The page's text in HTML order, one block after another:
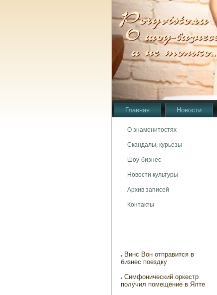
Главная Новости
О знаменитостях
Скандалы, курьезы
Шоу-бизнес
Новости культуры
Архив записей
Контакты
Винс Вон отправится в
бизнес поездку
Симфонический оркестр
получил помещение в Ялте